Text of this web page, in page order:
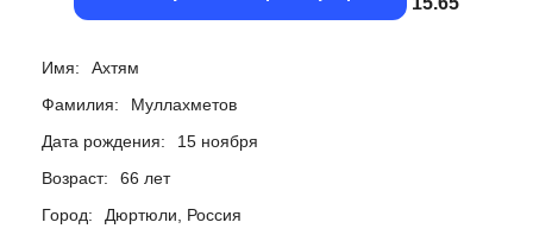
Имя:
Ахтям
Фамилия:
Муллахметов
Дата рождения:
15 ноября
Возраст:
66 лет
Город:
Дюртюли, Россия